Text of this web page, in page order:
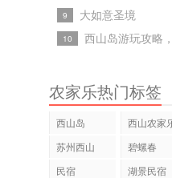
9 大如意圣境
10 西山岛游玩攻略
农家乐热门标签
西山岛 西山农家
苏州西山
碧螺春
民宿
湖景民宿